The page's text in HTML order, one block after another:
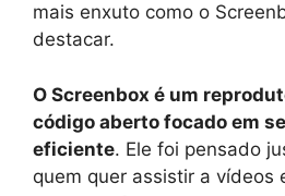
mais enxuto como o
destacar.
O Screenbox é um
código aberto focado em
eficiente. Ele foi pensado
quem quer assistir a vídeos